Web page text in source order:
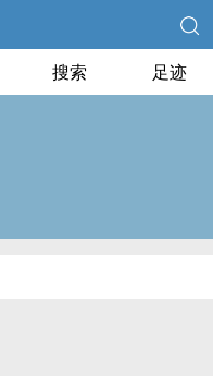
搜索 足迹